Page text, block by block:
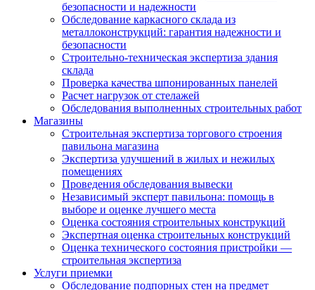
безопасности и надежности
Обследование каркасного склада из
металлоконструкций: гарантия надежности и
безопасности
Строительно-техническая экспертиза здания
склада
Проверка качества шпонированных панелей
Расчет нагрузок от стелажей
Обследования выполненных строительных работ
Магазины
Строительная экспертиза торгового строения
павильона магазина
Экспертиза улучшений в жилых и нежилых
помещениях
Проведения обследования вывески
Независимый эксперт павильона: помощь в
выборе и оценке лучшего места
Оценка состояния строительных конструкций
Экспертная оценка строительных конструкций
Оценка технического состояния пристройки —
строительная экспертиза
Услуги приемки
Обследование подпорных стен на предмет